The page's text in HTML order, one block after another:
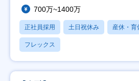
700万~1400万
正社員採用 土日祝休み 産休・育
フレックス